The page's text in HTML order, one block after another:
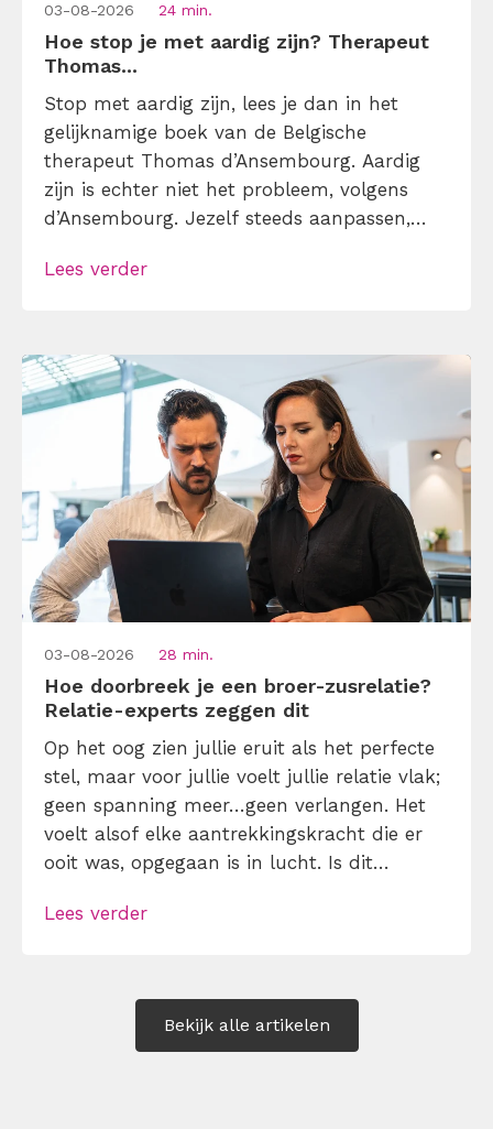
03-08-2026 24 min.
Hoe stop je met aardig zijn? Therapeut
Thomas...
Stop met aardig zijn, lees je dan in het
gelijknamige boek van de Belgische
therapeut Thomas d’Ansembourg. Aardig
zijn is echter niet het probleem, volgens
d’Ansembourg. Jezelf steeds aanpassen,
planning laten ontsporen, dát kost tijd,
eigen werk […]
Lees verder
03-08-2026 28 min.
Hoe doorbreek je een broer-zusrelatie?
Relatie-experts zeggen dit
Op het oog zien jullie eruit als het perfecte
stel, maar voor jullie voelt jullie relatie vlak;
geen spanning meer…geen verlangen. Het
voelt alsof elke aantrekkingskracht die er
ooit was, opgegaan is in lucht. Is dit
Relaties hebben de neiging om te
Lees verder
Bekijk alle artikelen